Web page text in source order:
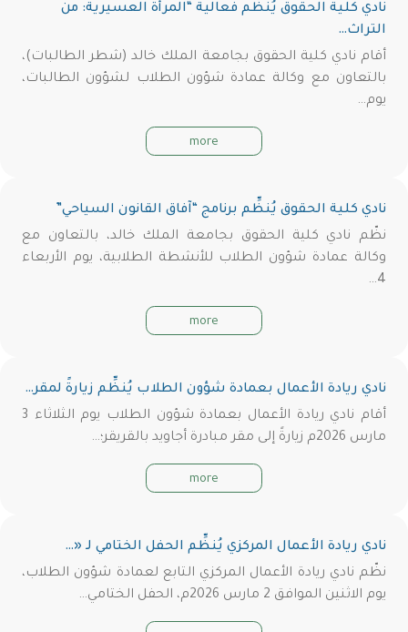
نادي كلية الحقوق يُنظِّم فعالية “المرأة العسيرية: من
التراث…
أقام نادي كلية الحقوق بجامعة الملك خالد (شطر الطالبات)،
بالتعاون مع وكالة عمادة شؤون الطلاب لشؤون الطالبات،
يوم…
more
نادي كلية الحقوق يُنظِّم برنامج “آفاق القانون السياحي”
نظّم نادي كلية الحقوق بجامعة الملك خالد، بالتعاون مع
وكالة عمادة شؤون الطلاب للأنشطة الطلابية، يوم الأربعاء
4…
more
نادي ريادة الأعمال بعمادة شؤون الطلاب يُنظِّم زيارةً لمقر…
أقام نادي ريادة الأعمال بعمادة شؤون الطلاب يوم الثلاثاء 3
مارس 2026م زيارةً إلى مقر مبادرة أجاويد بالقريقر؛…
more
نادي ريادة الأعمال المركزي يُنظِّم الحفل الختامي لـ «…
نظّم نادي ريادة الأعمال المركزي التابع لعمادة شؤون الطلاب،
يوم الاثنين الموافق 2 مارس 2026م، الحفل الختامي…